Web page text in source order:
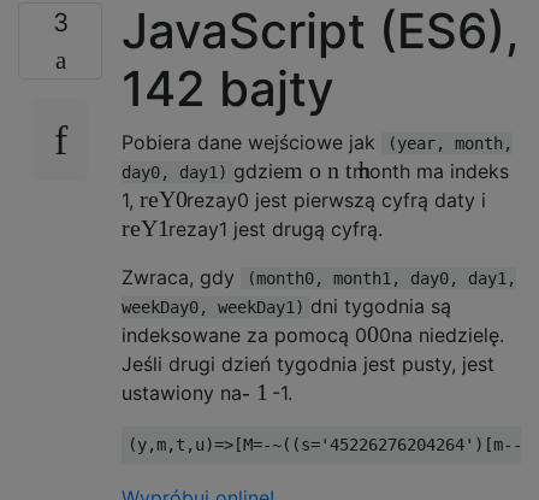
3
JavaScript (ES6),
142 bajty
Pobiera dane wejściowe jak
(year, month,
day0, day1) gdziem o n th
monthma indeks
1, reY0rezay0 jest pierwszą cyfrą daty i
reY1rezay1 jest drugą cyfrą.
Zwraca, gdy
(month0, month1, day0, day1,
weekDay0, weekDay1) dni tygodnia są
indeksowane za pomocą 000na niedzielę.
Jeśli drugi dzień tygodnia jest pusty, jest
ustawiony na- 1 -1.
(y,m, t , u)=>[M=-~((s='45226276204264' )[m--+